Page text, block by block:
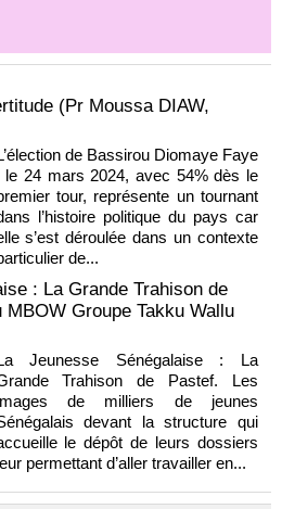
(Pr Moussa DIAW,
de Bassirou Diomaye Faye
le 24 mars 2024, avec 54% dès le
tour, représente un tournant
l’histoire politique du pays car
s’est déroulée dans un contexte
de...
: La Grande Trahison de
MBOW Groupe Takku Wallu
Jeunesse Sénégalaise : La
Trahison de Pastef. Les
de milliers de jeunes
devant la structure qui
le dépôt de leurs dossiers
permettant d’aller travailler en...